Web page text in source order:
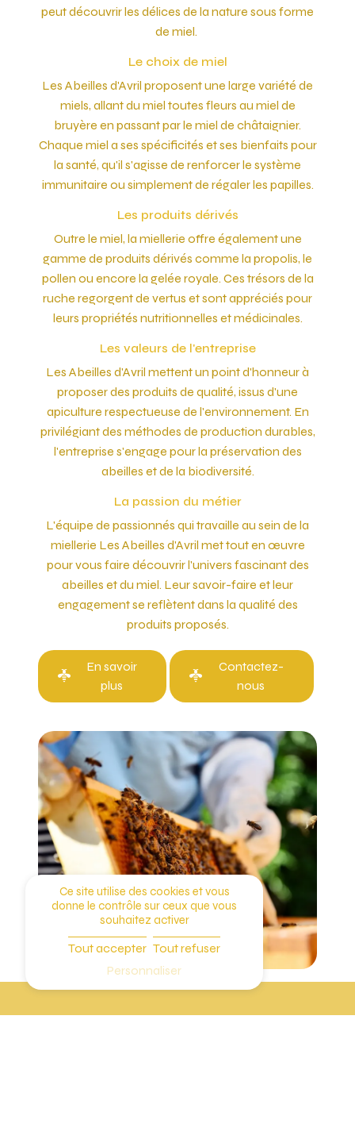
peut découvrir les délices de la nature sous forme
de miel.
Le choix de miel
Les Abeilles d'Avril proposent une large variété de
miels, allant du miel toutes fleurs au miel de
bruyère en passant par le miel de châtaignier.
Chaque miel a ses spécificités et ses bienfaits pour
la santé, qu'il s'agisse de renforcer le système
immunitaire ou simplement de régaler les papilles.
Les produits dérivés
Outre le miel, la miellerie offre également une
gamme de produits dérivés comme la propolis, le
pollen ou encore la gelée royale. Ces trésors de la
ruche regorgent de vertus et sont appréciés pour
leurs propriétés nutritionnelles et médicinales.
Les valeurs de l'entreprise
Les Abeilles d'Avril mettent un point d'honneur à
proposer des produits de qualité, issus d'une
apiculture respectueuse de l'environnement. En
privilégiant des méthodes de production durables,
l'entreprise s'engage pour la préservation des
abeilles et de la biodiversité.
La passion du métier
L'équipe de passionnés qui travaille au sein de la
miellerie Les Abeilles d'Avril met tout en œuvre
pour vous faire découvrir l'univers fascinant des
abeilles et du miel. Leur savoir-faire et leur
engagement se reflètent dans la qualité des
produits proposés.
En savoir
plus
Contactez-
nous
Ce site utilise des cookies et vous
donne le contrôle sur ceux que vous
souhaitez activer
Tout accepter Tout refuser
Personnaliser